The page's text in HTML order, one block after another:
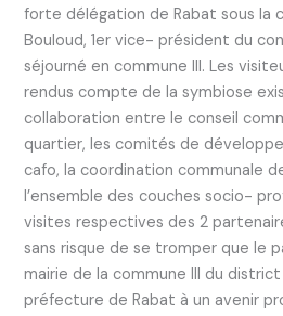
forte délégation de Rabat sous la
Bouloud, 1er vice- président du
séjourné en commune III. Les
rendus compte de la symbiose
collaboration entre le conseil
quartier, les comités de
cafo, la coordination communale
l’ensemble des couches socio-
visites respectives des 2
sans risque de se tromper que le
mairie de la commune III du
préfecture de Rabat à un avenir